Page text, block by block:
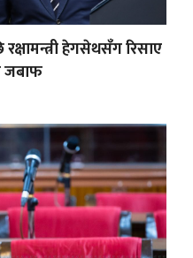
रक्षामन्त्री हेगसेथसँग रिसाए
जबाफ